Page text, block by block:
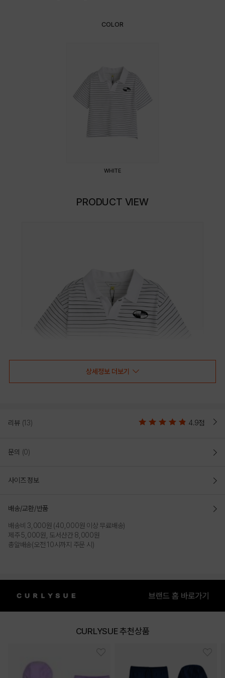
COLOR
WHITE
PRODUCT VIEW
상세정보 더보기
리뷰 (13) 4.9점
문의 (0)
사이즈 정보
배송/교환/반품
배송비 3,000원 (40,000원 이상 무료배송)
제주 5,000원, 도서산간 8,000원
총알배송(오전 10시까지 주문 시)
CURLYSUE 추천상품